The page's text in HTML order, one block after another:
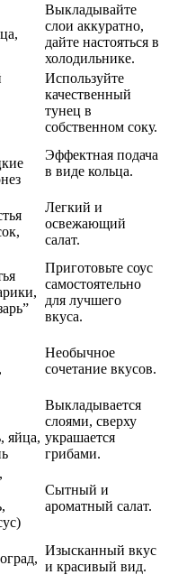
Выкладывайте
слои аккуратно,
дайте настояться в
холодильнике.
Используйте
качественный
тунец в
собственном соку.
Эффектная подача
в виде кольца.
Легкий и
освежающий
салат.
Приготовьте соус
самостоятельно
для лучшего
вкуса.
Необычное
сочетание вкусов.
яйца,
Выкладывается
слоями, сверху
украшается
грибами.
Сытный и
ароматный салат.
Изысканный вкус
и красивый вид.